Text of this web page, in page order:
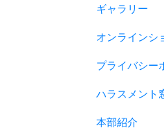
ギャラリー
オンラインシ
プライバシー
ハラスメント
本部紹介